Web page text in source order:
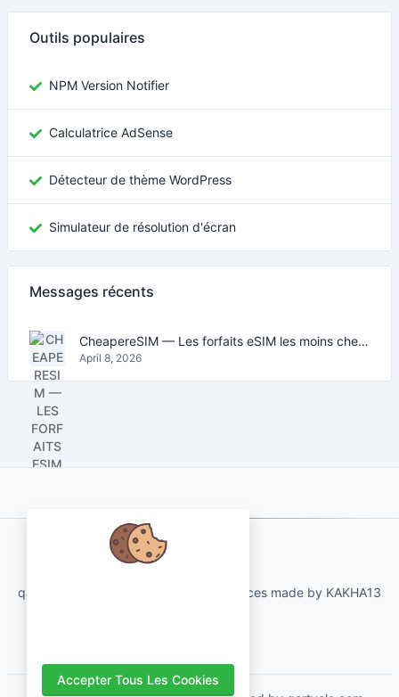
Outils populaires
NPM Version Notifier
Calculatrice AdSense
Détecteur de thème WordPress
Simulateur de résolution d'écran
Messages récents
CheapereSIM — Les forfaits eSIM les moins chers pour voyager en 2026
April 8, 2026
qartvelo.com free online tools and services made by KAKHA13
Accepter Tous Les Cookies